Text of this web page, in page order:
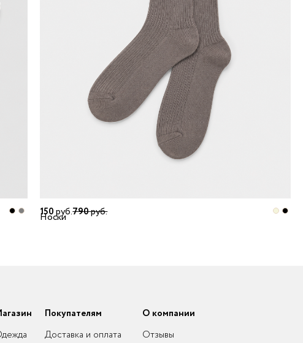
150руб.790руб.
Носки
Покупателям
Доставка и оплата
О компании
Отзывы